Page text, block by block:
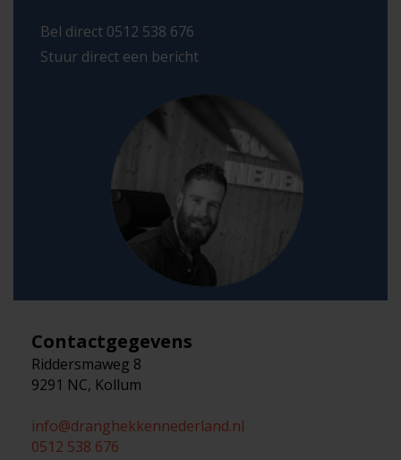
Bel direct 0512 538 676
Stuur direct een bericht
Contactgegevens
Riddersmaweg 8
9291 NC, Kollum
info@dranghekkennederland.nl
0512 538 676